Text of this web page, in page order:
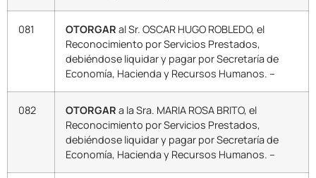
081 OTORGAR al Sr. OSCAR HUGO ROBLEDO, el
Reconocimiento por Servicios Prestados,
debiéndose liquidar y pagar por Secretaría de
Economía, Hacienda y Recursos Humanos. –
082 OTORGAR a la Sra. MARIA ROSA BRITO, el
Reconocimiento por Servicios Prestados,
debiéndose liquidar y pagar por Secretaría de
Economía, Hacienda y Recursos Humanos. –